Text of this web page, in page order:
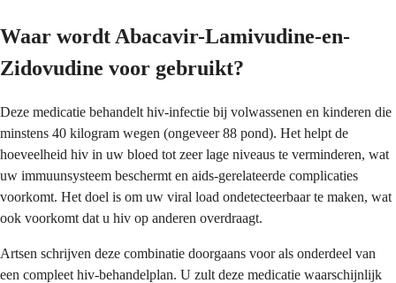
Waar wordt Abacavir-Lamivudine-en-
Zidovudine voor gebruikt?
Deze medicatie behandelt hiv-infectie bij volwassenen en kinderen die
minstens 40 kilogram wegen (ongeveer 88 pond). Het helpt de
hoeveelheid hiv in uw bloed tot zeer lage niveaus te verminderen, wat
uw immuunsysteem beschermt en aids-gerelateerde complicaties
voorkomt. Het doel is om uw viral load ondetecteerbaar te maken, wat
ook voorkomt dat u hiv op anderen overdraagt.
Artsen schrijven deze combinatie doorgaans voor als onderdeel van
een compleet hiv-behandelplan. U zult deze medicatie waarschijnlijk